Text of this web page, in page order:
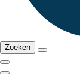
Zoeken